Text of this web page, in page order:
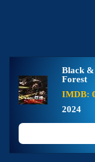
Black
Forest
IMDB:
2024